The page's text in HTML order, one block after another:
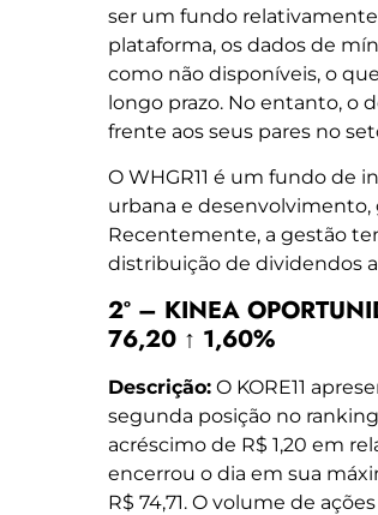
ser um fundo
plataforma, os dados de
como não disponíveis, o
longo prazo. No entanto, o
frente aos seus pares no
O WHGR11 é um fundo de
urbana e desenvolvimento,
Recentemente, a gestão
distribuição de dividendos
2º – KINEA
76,20 ↑ 1,60%
Descrição: O KORE11
segunda posição no
acréscimo de R$ 1,20 em
encerrou o dia em sua
R$ 74,71. O volume de